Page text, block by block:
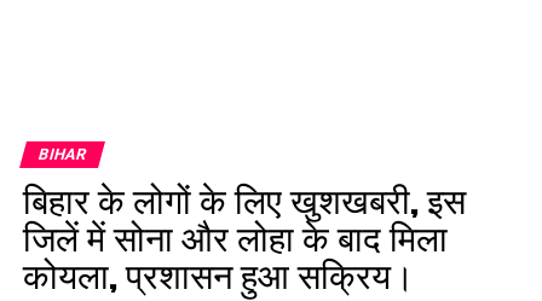
BIHAR
बिहार के लोगों के लिए खुशखबरी, इस
जिलें में सोना और लोहा के बाद मिला
कोयला, प्रशासन हुआ सक्रिय।